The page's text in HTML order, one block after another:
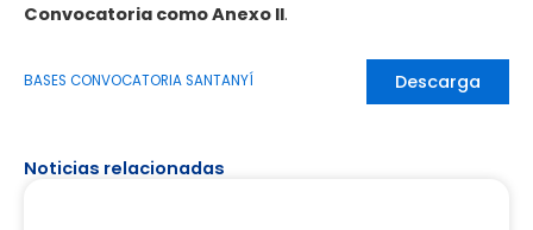
Convocatoria como Anexo II.
BASES CONVOCATORIA SANTANYÍ Descarga
Noticias relacionadas